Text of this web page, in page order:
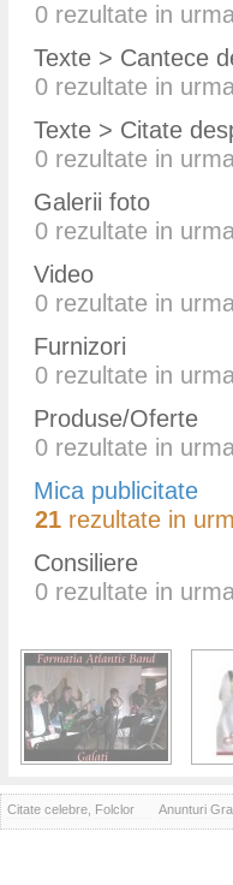
0 rezultate in
Texte > Cantece
0 rezultate in
Texte > Citate
0 rezultate in
Galerii foto
0 rezultate in
Video
0 rezultate in
Furnizori
0 rezultate in
Produse/Oferte
0 rezultate in
Mica publicitate
21 rezultate in
Consiliere
0 rezultate in
Citate celebre, Folclor Anunturi